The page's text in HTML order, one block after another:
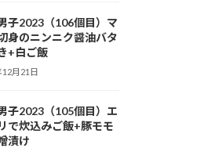
子2023（106個目）マ
身のニンニク醤油バタ
+白ご飯
12月21日
子2023（105個目）エ
で炊込みご飯+豚モモ
漬け